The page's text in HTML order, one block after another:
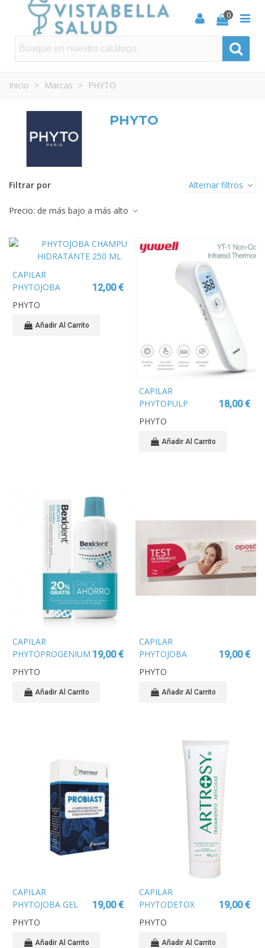
0
Inicio > Marcas > PHYTO
PHYTO
Filtrar por Alternar filtros
Precio: de más bajo a más alto
CAPILAR
PHYTOJOBA
HIDRATANTE 250
ML
12,00 €
PHYTO
Añadir Al Carrito
CAPILAR
PHYTOPULP
ESPUMA VOLUMEN
18,00 €
PHYTO
Añadir Al Carrito
CAPILAR
PHYTOPROGENIUM
LECHE
DESENREDANTE
150ML
19,00 €
PHYTO
Añadir Al Carrito
CAPILAR
PHYTOJOBA
MASCARILLA
HIDRANTE 150 ML
19,00 €
PHYTO
Añadir Al Carrito
CAPILAR
PHYTOJOBA GEL
CABELLO SECO
150ML
19,00 €
PHYTO
Añadir Al Carrito
CAPILAR
PHYTODETOX
REFRESCANTE
ANTI-OLOR 150 ML
19,00 €
PHYTO
Añadir Al Carrito